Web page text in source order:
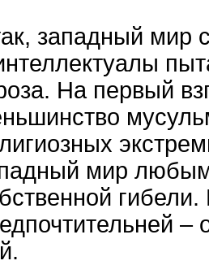
западный мир
На первый
мир
–